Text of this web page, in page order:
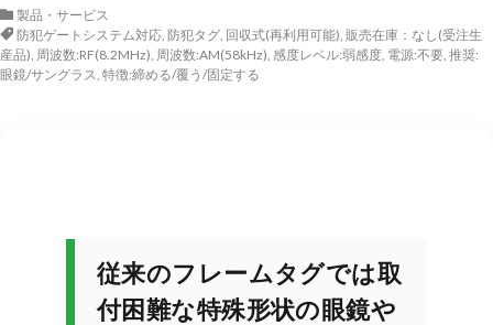
製品・サービス
防犯ゲートシステム対応, 防犯タグ, 回収式(再利用可能), 販売在庫：なし(受注生
産品), 周波数:RF(8.2MHz), 周波数:AM(58kHz), 感度レベル:弱感度, 電源:不要, 推奨:
眼鏡/サングラス, 特徴:締める/覆う/固定する
従来のフレームタグでは取
付困難な特殊形状の眼鏡や